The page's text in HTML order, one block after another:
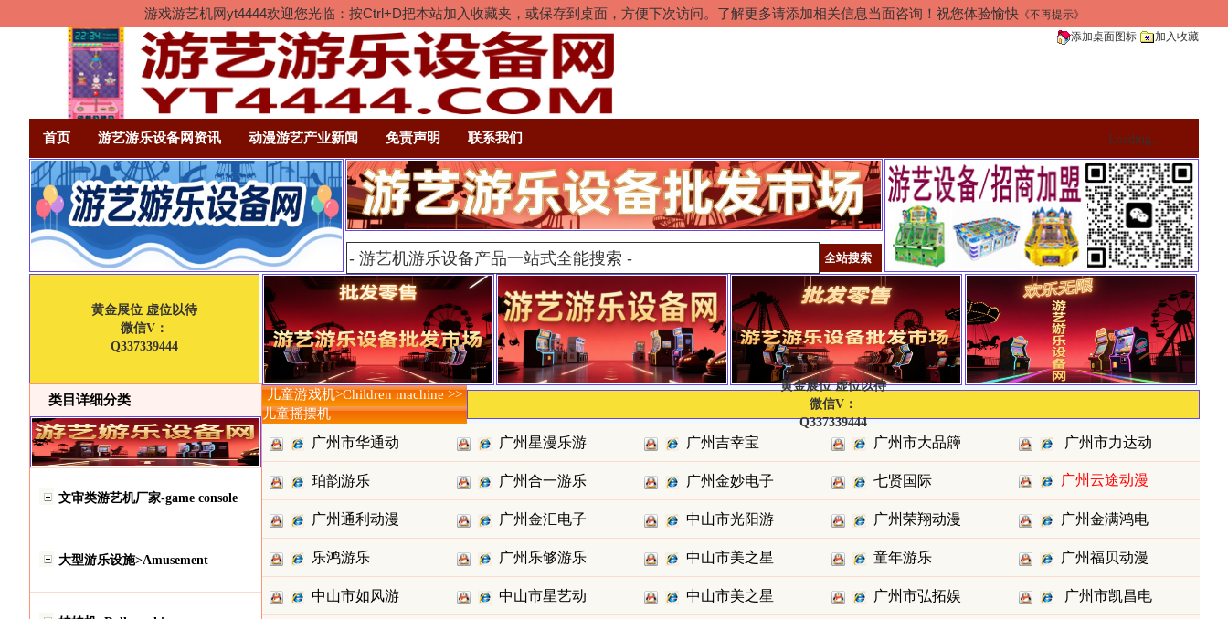
游戏游艺机网yt4444欢迎您光临：按Ctrl+D把本站加入收藏夹，或保存到桌面，方便下次访问。了解更多请添加相关信息当面咨询！祝您体验愉快《不再提示》
添加桌面图标
加入收藏
首页 游艺游乐设备网资讯 动漫游艺产业新闻 免责声明 联系我们 Loading...
黄金展位 虚位以待
微信V：
Q337339444
类目详细分类
文审类游艺机厂家-game console
大型游乐设施>Amusement
儿童游戏机>Children machine >>
儿童摇摆机
黄金展位 虚位以待
微信V：
Q337339444
广州市华通动
漫科技有
广州星漫乐游
乐有限公
广州吉幸宝
（吉星乐园
广州市大品簰
科技有限
广州市力达动
漫科技
珀韵游乐 广州合一游乐
设备有限
广州金妙电子
科技有限
七贤国际 广州云途动漫
科技有限
广州通利动漫
科技有限
广州金汇电子
科技有限
中山市光阳游
乐科技股
广州荣翔动漫
科技有限
广州金满鸿电
子科技有
乐鸿游乐 广州乐够游乐
设备有限
中山市美之星
游乐设备
童年游乐 广州福贝动漫
中山市如风游 中山市星艺动 中山市美之星 广州市弘拓娱 广州市凯昌电